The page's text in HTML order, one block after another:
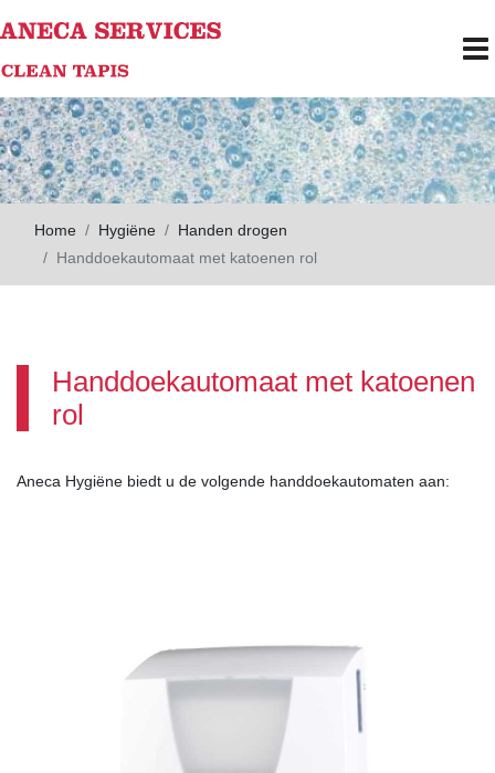
Home Hygiëne
Handen drogen
Handdoekautomaat met katoenen rol
Handdoekautomaat met katoenen
rol
Aneca Hygiëne biedt u de volgende handdoekautomaten aan: